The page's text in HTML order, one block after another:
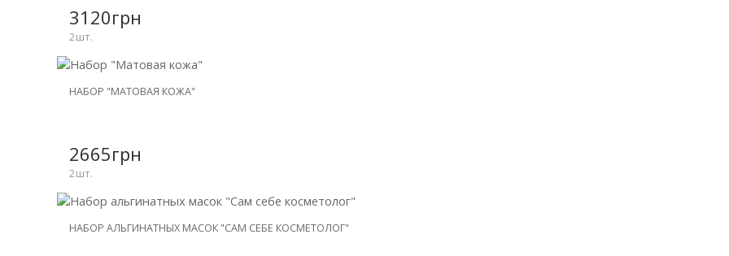
-26%
3120грн
2шт.
НОВИНКА
-25%
НАБОР "МАТОВАЯ КОЖА"
2665грн
2шт.
СКИДКА
НАБОР АЛЬГИНАТНЫХ МАСОК "САМ СЕБЕ КОСМЕТОЛОГ"